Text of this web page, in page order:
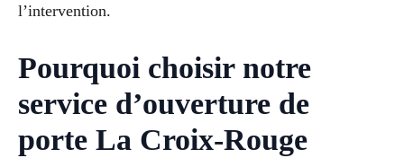
l’intervention.
Pourquoi choisir notre
service d’ouverture de
porte La Croix-Rouge